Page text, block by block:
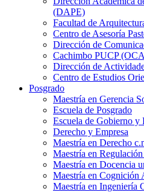
(DAPE)
Facultad de
Centro de Asesoría
Dirección de
Cachimbo PUCP
Dirección de
Centro de Estudios
Posgrado
Maestría en Gerencia
Escuela de Posgrado
Escuela de Gobierno y
Derecho y Empresa
Maestría en Derecho
Maestría en
Maestría en Docencia
Maestría en Cognición
Maestría en Ingeniería